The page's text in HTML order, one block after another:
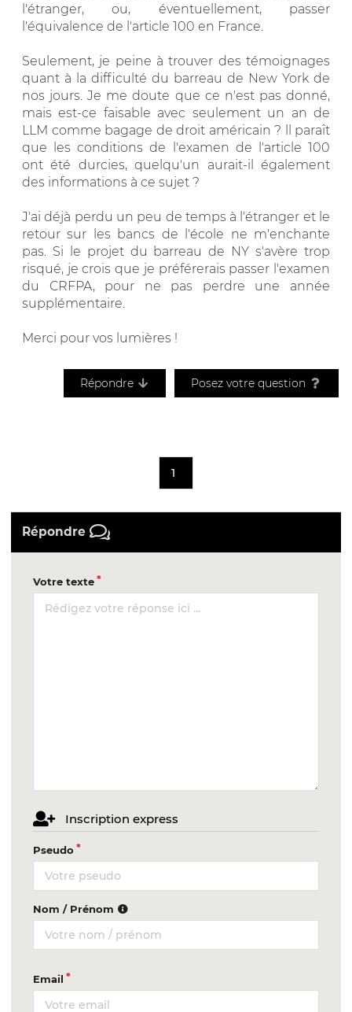
l'étranger, ou, éventuellement, passer
l'équivalence de l'article 100 en France.
Seulement, je peine à trouver des témoignages
quant à la difficulté du barreau de New York de
nos jours. Je me doute que ce n'est pas donné,
mais est-ce faisable avec seulement un an de
LLM comme bagage de droit américain ? ll paraît
que les conditions de l'examen de l'article 100
ont été durcies, quelqu'un aurait-il également
des informations à ce sujet ?
J'ai déjà perdu un peu de temps à l'étranger et le
retour sur les bancs de l'école ne m'enchante
pas. Si le projet du barreau de NY s'avère trop
risqué, je crois que je préférerais passer l'examen
du CRFPA, pour ne pas perdre une année
supplémentaire.
Merci pour vos lumières !
Répondre Posez votre question
1
Répondre
Votre texte
Inscription express
Pseudo
Nom / Prénom
Email